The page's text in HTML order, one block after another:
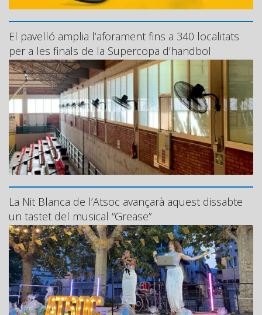
El pavelló amplia l’aforament fins a 340 localitats
per a les finals de la Supercopa d’handbol
La Nit Blanca de l’Atsoc avançarà aquest dissabte
un tastet del musical “Grease”